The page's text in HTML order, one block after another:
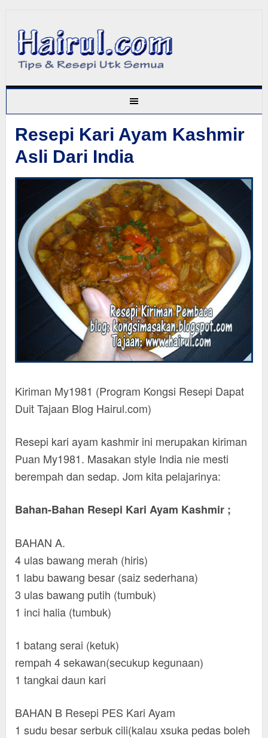
Resepi Kari Ayam Kashmir
Asli Dari India
Kiriman My1981 (Program Kongsi Resepi Dapat
Duit Tajaan Blog Hairul.com)
Resepi kari ayam kashmir ini merupakan kiriman
Puan My1981. Masakan style India nie mesti
berempah dan sedap. Jom kita pelajarinya:
Bahan-Bahan Resepi Kari Ayam Kashmir ;
BAHAN A.
4 ulas bawang merah (hiris)
1 labu bawang besar (saiz sederhana)
3 ulas bawang putih (tumbuk)
1 inci halia (tumbuk)
1 batang serai (ketuk)
rempah 4 sekawan(secukup kegunaan)
1 tangkai daun kari
BAHAN B Resepi PES Kari Ayam
1 sudu besar serbuk cili(kalau xsuka pedas boleh